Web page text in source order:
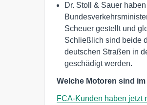
Dr. Stoll & Sauer
Scheuer gestellt und
Schließlich sind beide
deutschen Straßen in
geschädigt werden.
Welche Motoren sind
FCA-Kunden haben jetzt